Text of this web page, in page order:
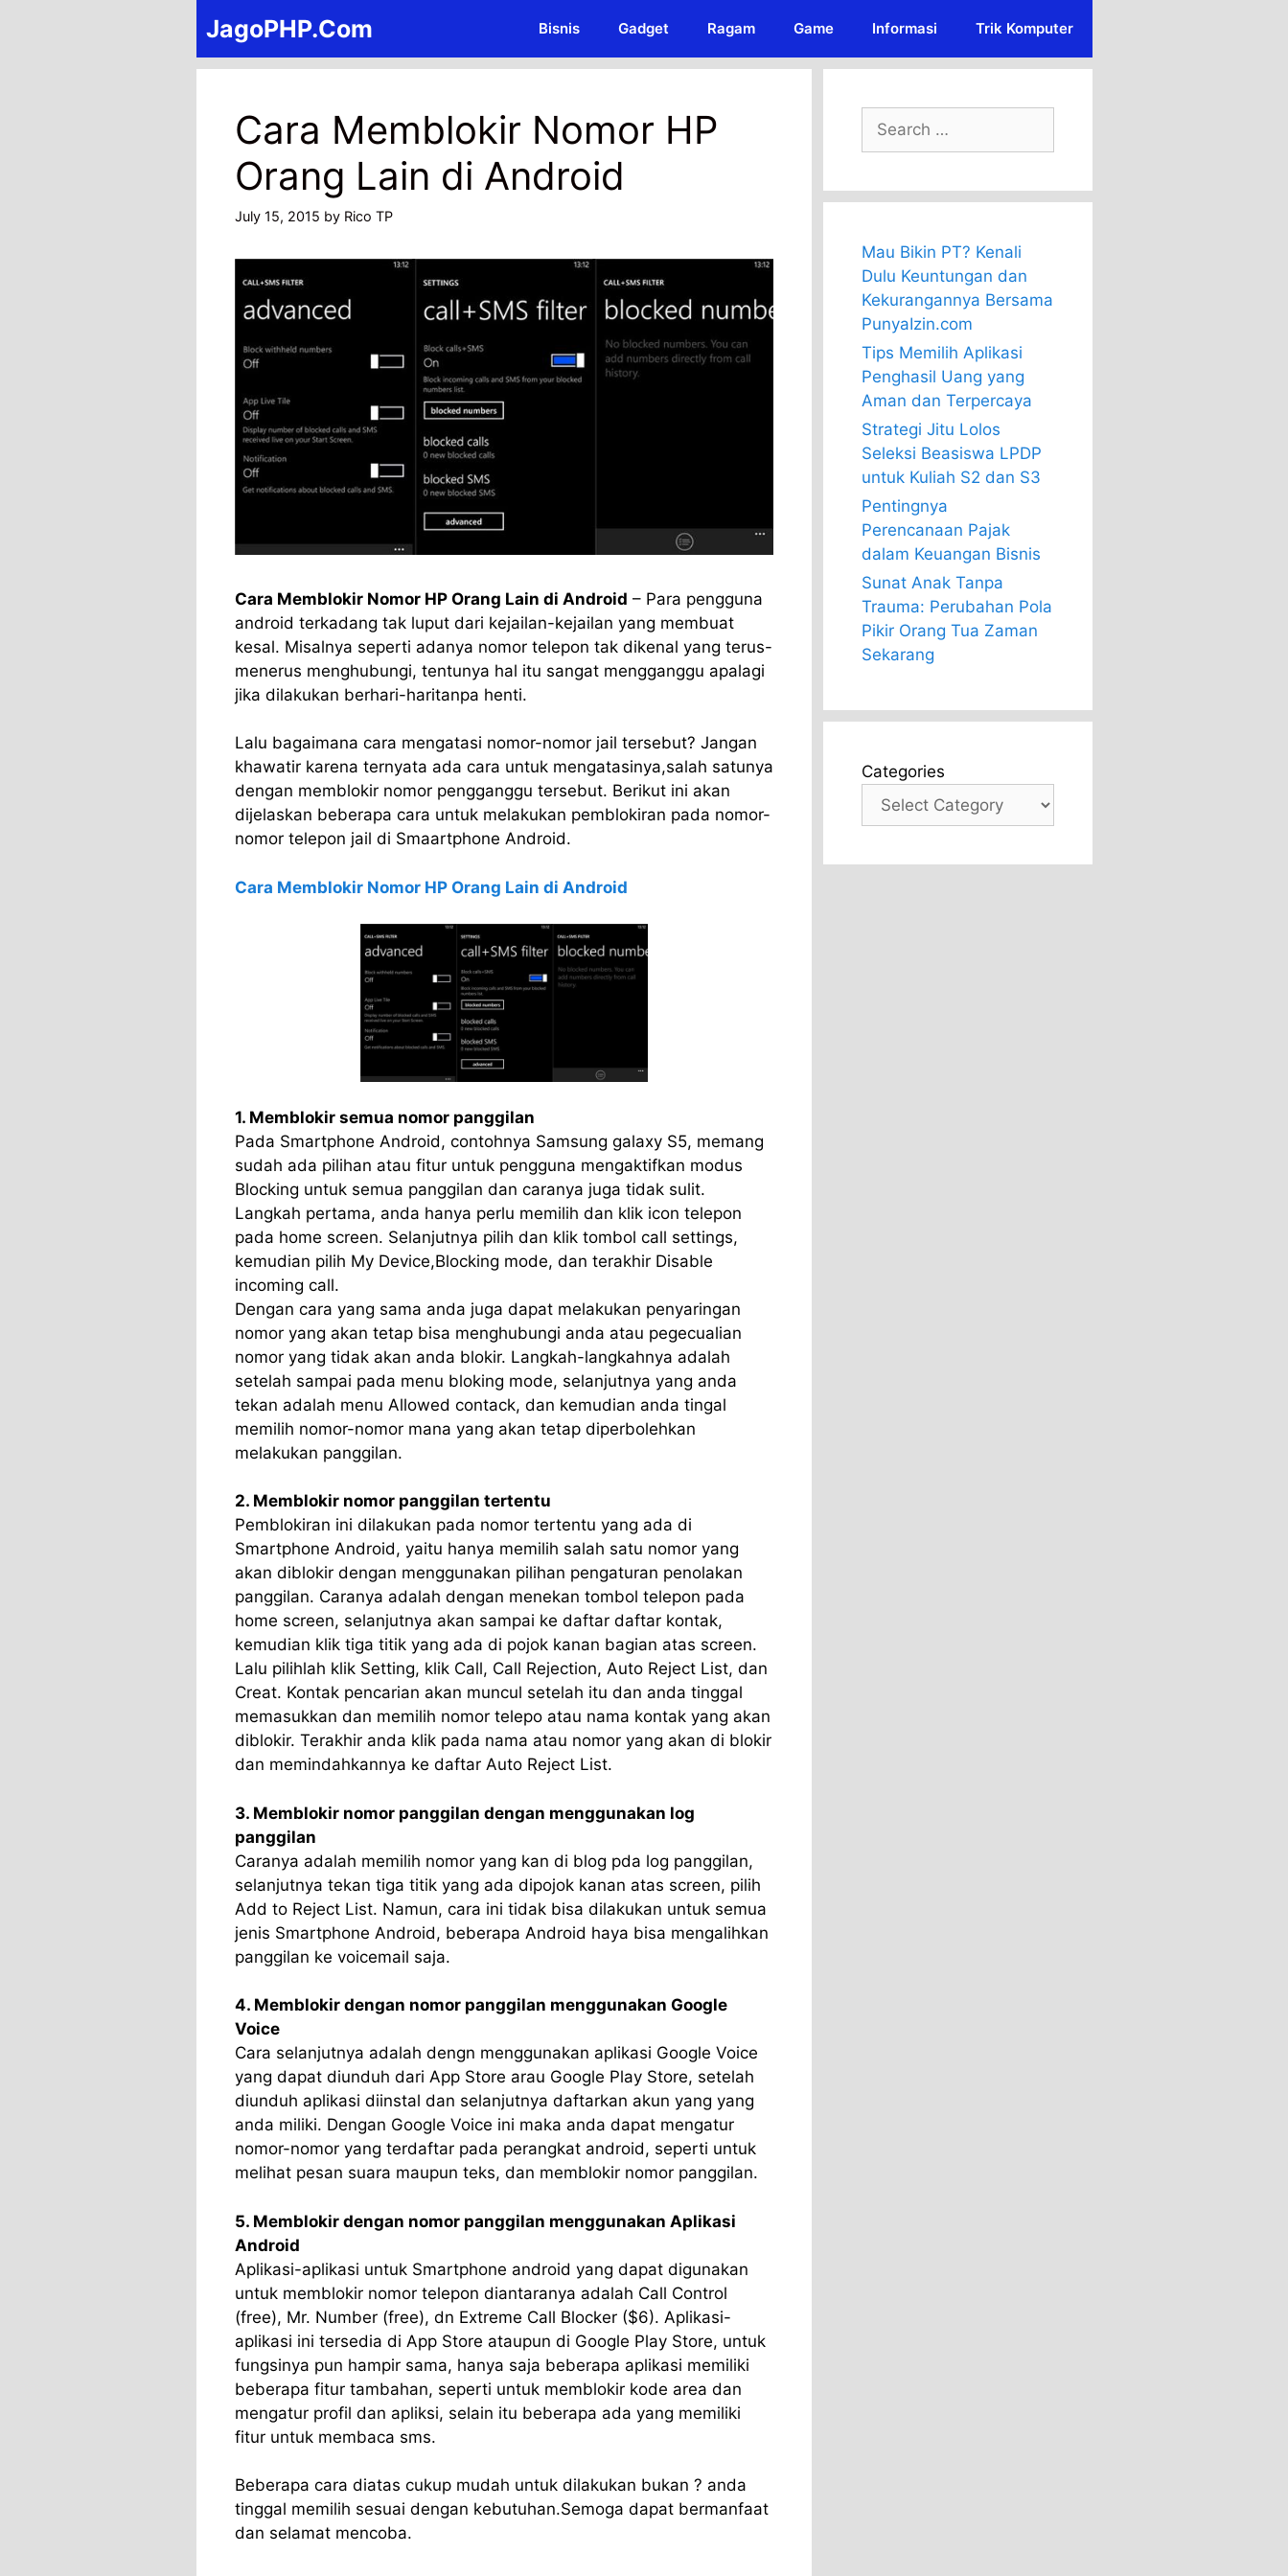
JagoPHP.Com Bisnis Gadget Ragam Game Informasi Trik Komputer
Cara Memblokir Nomor HP
Orang Lain di Android
July 15, 2015 by Rico TP
Cara Memblokir Nomor HP Orang Lain di Android – Para pengguna
android terkadang tak luput dari kejailan-kejailan yang membuat
kesal. Misalnya seperti adanya nomor telepon tak dikenal yang terus-
menerus menghubungi, tentunya hal itu sangat mengganggu apalagi
jika dilakukan berhari-haritanpa henti.
Lalu bagaimana cara mengatasi nomor-nomor jail tersebut? Jangan
khawatir karena ternyata ada cara untuk mengatasinya,salah satunya
dengan memblokir nomor pengganggu tersebut. Berikut ini akan
dijelaskan beberapa cara untuk melakukan pemblokiran pada nomor-
nomor telepon jail di Smaartphone Android.
Cara Memblokir Nomor HP Orang Lain di Android
1. Memblokir semua nomor panggilan
Pada Smartphone Android, contohnya Samsung galaxy S5, memang
sudah ada pilihan atau fitur untuk pengguna mengaktifkan modus
Blocking untuk semua panggilan dan caranya juga tidak sulit.
Langkah pertama, anda hanya perlu memilih dan klik icon telepon
pada home screen. Selanjutnya pilih dan klik tombol call settings,
kemudian pilih My Device,Blocking mode, dan terakhir Disable
incoming call.
Dengan cara yang sama anda juga dapat melakukan penyaringan
nomor yang akan tetap bisa menghubungi anda atau pegecualian
nomor yang tidak akan anda blokir. Langkah-langkahnya adalah
setelah sampai pada menu bloking mode, selanjutnya yang anda
tekan adalah menu Allowed contack, dan kemudian anda tingal
memilih nomor-nomor mana yang akan tetap diperbolehkan
melakukan panggilan.
2. Memblokir nomor panggilan tertentu
Pemblokiran ini dilakukan pada nomor tertentu yang ada di
Smartphone Android, yaitu hanya memilih salah satu nomor yang
akan diblokir dengan menggunakan pilihan pengaturan penolakan
panggilan. Caranya adalah dengan menekan tombol telepon pada
home screen, selanjutnya akan sampai ke daftar daftar kontak,
kemudian klik tiga titik yang ada di pojok kanan bagian atas screen.
Lalu pilihlah klik Setting, klik Call, Call Rejection, Auto Reject List, dan
Creat. Kontak pencarian akan muncul setelah itu dan anda tinggal
memasukkan dan memilih nomor telepo atau nama kontak yang akan
diblokir. Terakhir anda klik pada nama atau nomor yang akan di blokir
dan memindahkannya ke daftar Auto Reject List.
3. Memblokir nomor panggilan dengan menggunakan log
panggilan
Caranya adalah memilih nomor yang kan di blog pda log panggilan,
selanjutnya tekan tiga titik yang ada dipojok kanan atas screen, pilih
Add to Reject List. Namun, cara ini tidak bisa dilakukan untuk semua
jenis Smartphone Android, beberapa Android haya bisa mengalihkan
panggilan ke voicemail saja.
4. Memblokir dengan nomor panggilan menggunakan Google
Voice
Cara selanjutnya adalah dengn menggunakan aplikasi Google Voice
yang dapat diunduh dari App Store arau Google Play Store, setelah
diunduh aplikasi diinstal dan selanjutnya daftarkan akun yang yang
anda miliki. Dengan Google Voice ini maka anda dapat mengatur
nomor-nomor yang terdaftar pada perangkat android, seperti untuk
melihat pesan suara maupun teks, dan memblokir nomor panggilan.
5. Memblokir dengan nomor panggilan menggunakan Aplikasi
Android
Aplikasi-aplikasi untuk Smartphone android yang dapat digunakan
untuk memblokir nomor telepon diantaranya adalah Call Control
(free), Mr. Number (free), dn Extreme Call Blocker ($6). Aplikasi-
aplikasi ini tersedia di App Store ataupun di Google Play Store, untuk
fungsinya pun hampir sama, hanya saja beberapa aplikasi memiliki
beberapa fitur tambahan, seperti untuk memblokir kode area dan
mengatur profil dan apliksi, selain itu beberapa ada yang memiliki
fitur untuk membaca sms.
Beberapa cara diatas cukup mudah untuk dilakukan bukan ? anda
tinggal memilih sesuai dengan kebutuhan.Semoga dapat bermanfaat
dan selamat mencoba.
Search
for:
Mau Bikin PT? Kenali
Dulu Keuntungan dan
Kekurangannya Bersama
PunyaIzin.com
Tips Memilih Aplikasi
Penghasil Uang yang
Aman dan Terpercaya
Strategi Jitu Lolos
Seleksi Beasiswa LPDP
untuk Kuliah S2 dan S3
Pentingnya
Perencanaan Pajak
dalam Keuangan Bisnis
Sunat Anak Tanpa
Trauma: Perubahan Pola
Pikir Orang Tua Zaman
Sekarang
Categories